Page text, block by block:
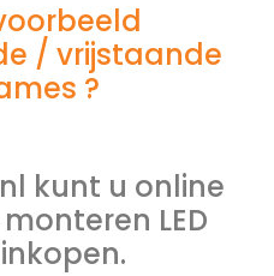
/ vrijstaande
?
kunt u online
LED